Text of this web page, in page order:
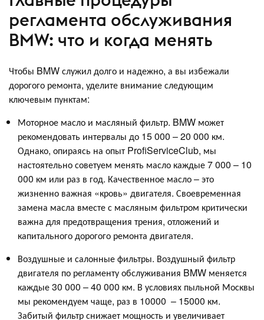
регламента обслуживания
BMW: что и когда менять
Чтобы BMW служил долго и надежно, а вы избежали
дорогого ремонта, уделите внимание следующим
ключевым пунктам:
Моторное масло и масляный фильтр. BMW может
рекомендовать интервалы до 15 000 – 20 000 км.
Однако, опираясь на опыт ProfiServiceClub, мы
настоятельно советуем менять масло каждые 7 000 – 10
000 км или раз в год. Качественное масло – это
жизненно важная «кровь» двигателя. Своевременная
замена масла вместе с масляным фильтром критически
важна для предотвращения трения, отложений и
капитального дорогого ремонта двигателя.
Воздушные и салонные фильтры. Воздушный фильтр
двигателя по регламенту обслуживания BMW меняется
каждые 30 000 – 40 000 км. В условиях пыльной Москвы
мы рекомендуем чаще, раз в 10000 – 15000 км.
Забитый фильтр снижает мощность и увеличивает